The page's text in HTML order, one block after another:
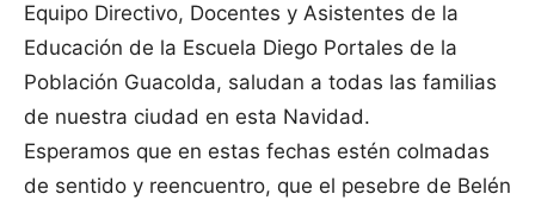
Equipo Directivo, Docentes y Asistentes de la
Educación de la Escuela Diego Portales de la
Población Guacolda, saludan a todas las familias
de nuestra ciudad en esta Navidad.
Esperamos que en estas fechas estén colmadas
de sentido y reencuentro, que el pesebre de Belén